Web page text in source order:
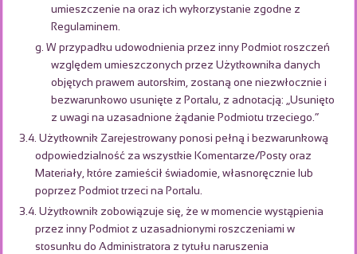
umieszczenie na oraz ich wykorzystanie zgodne z
Regulaminem.
g. W przypadku udowodnienia przez inny Podmiot roszczeń
względem umieszczonych przez Użytkownika danych
objętych prawem autorskim, zostaną one niezwłocznie i
bezwarunkowo usunięte z Portalu, z adnotacją: „Usunięto
z uwagi na uzasadnione żądanie Podmiotu trzeciego.”
3.4. Użytkownik Zarejestrowany ponosi pełną i bezwarunkową
odpowiedzialność za wszystkie Komentarze/Posty oraz
Materiały, które zamieścił świadomie, własnoręcznie lub
poprzez Podmiot trzeci na Portalu.
3.4. Użytkownik zobowiązuje się, że w momencie wystąpienia
przez inny Podmiot z uzasadnionymi roszczeniami w
stosunku do Administratora z tytułu naruszenia